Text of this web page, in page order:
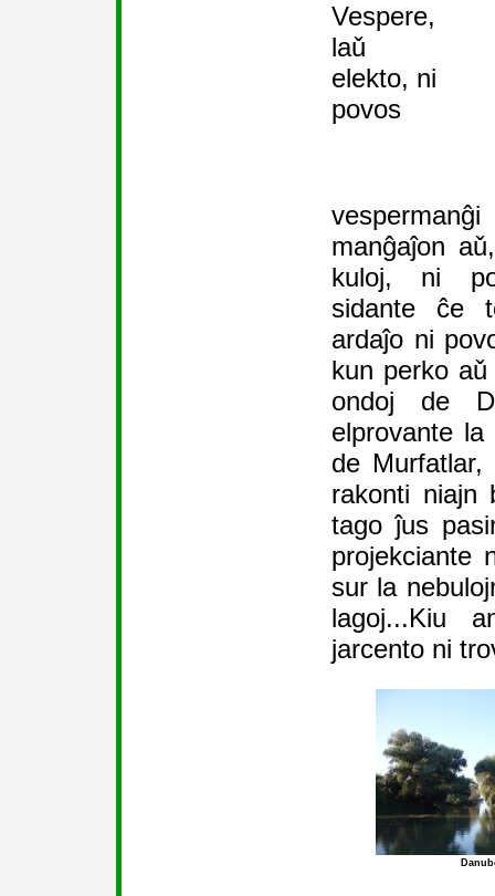
Vespere,
laǔ
elekto, ni
povos
manĝaĵon
kuloj, ni
sidante ĉe
ardaĵo ni
kun perko
ondoj de
elprovante
de
rakonti niajn
tago ĵus
projekciante
sur la
lagoj...Kiu
jarcento ni